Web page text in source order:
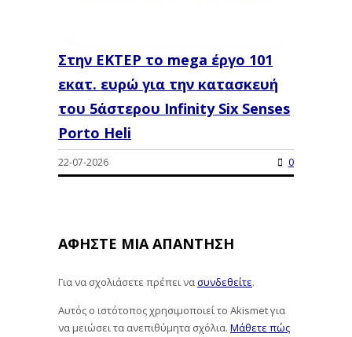
Στην ΕΚΤΕΡ το mega έργο 101
εκατ. ευρώ για την κατασκευή
του 5άστερου Infinity Six Senses
Porto Heli
22-07-2026 0
ΑΦΉΣΤΕ ΜΙΑ ΑΠΆΝΤΗΣΗ
Για να σχολιάσετε πρέπει νασυνδεθείτε.
Αυτός ο ιστότοπος χρησιμοποιεί το Akismet για
να μειώσει τα ανεπιθύμητα σχόλια. Μάθετε πώς